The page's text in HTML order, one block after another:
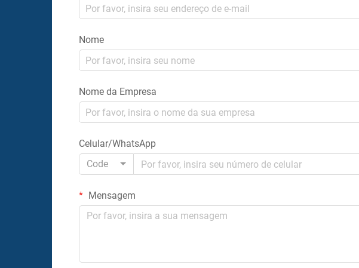
Nome
Nome da Empresa
Celular/WhatsApp
Code
Mensagem